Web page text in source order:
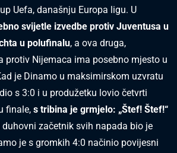
Uefa, današnju Europa ligu. U
svijetle izvedbe protiv Juventusa u
u polufinalu, a ova druga,
protiv Nijemaca ima posebno mjesto u
je Dinamo u maksimirskom uzvratu
s 3:0 i u produžetku lovio četvrti
finale, s tribina je grmjelo: „Štef! Štef!“
začetnik svih napada bio je
je s gromkih 4:0 načinio povijesni